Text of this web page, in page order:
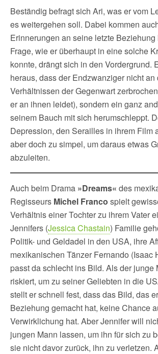
Beständig befragt sich Ari, was er vom
es weitergehen soll. Dabei kommen
Erinnerungen an seine letzte
Frage, wie er überhaupt in eine solche
konnte, drängt sich in den Vordergrund.
heraus, dass der Endzwanziger nicht an
Verhältnissen der Gegenwart
er an ihnen leidet), sondern ein ganz
seinem Bauch mit sich herumschleppt.
Depression, den Serailles in ihrem Film
aber doch zu simpel, um daraus etwas
abzuleiten.
Auch beim Drama »Dreams« des
Regisseurs Michel Franco spielt
Verhältnis einer Tochter zu ihrem Vater
Jennifers (Jessica Chastain) Familie
Politik- und Geldadel in den USA, ihre
mexikanischen Tänzer Fernando (Isaac
passt da schlecht ins Bild. Als der junge
riskiert, um zu seiner Geliebten in die
stellt er schnell fest, dass das Bild, das
Beziehung gemacht hat, keine Chance
Verwirklichung hat. Aber Jennifer will
jungen Mann lassen, um ihn für sich zu
sie nicht davor zurück, ihn zu verletzen.